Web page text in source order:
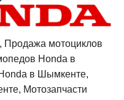
мотоциклов
Honda в
в Шымкенте,
Мотозапчасти